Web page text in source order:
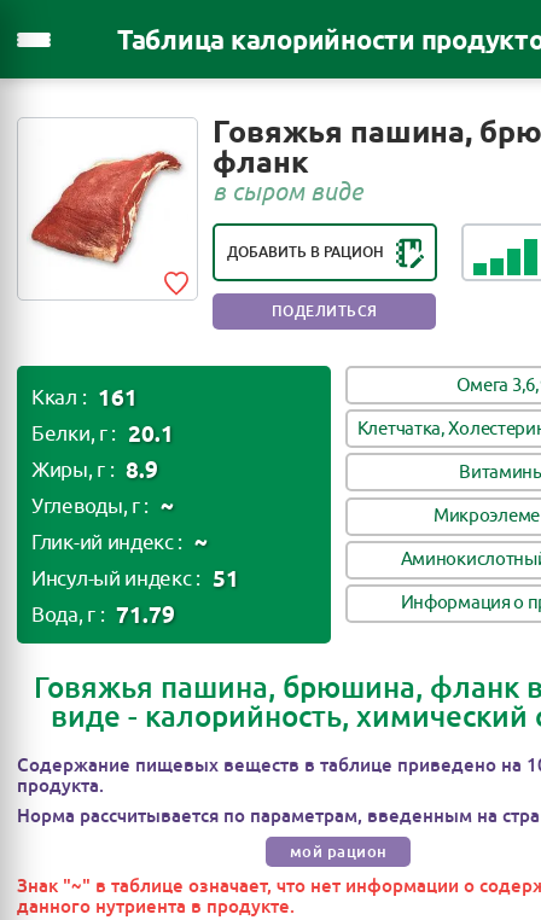
Таблица калорийности
Говяжья пашина,
фланк
в сыром виде
ДОБАВИТЬ В РАЦИОН
РЕЙТИНГ ПОЛЕЗНОСТИ ПРОДУКТА:
ПОЛЕЗНЫЙ ПРОДУКТ
ПОДЕЛИТЬСЯ
Ккал : 161
Белки, г : 20.1
Жиры, г : 8.9
Углеводы, г : ~
Глик-ий индекс : ~
Инсул-ый индекс : 51
Вода, г : 71.79
Омега
Клетчатка,
Информация о
Говяжья пашина, брюшина, фланк
виде - калорийность, химический
Содержание пищевых веществ в таблице приведено на
продукта.
Норма рассчитывается по параметрам, введенным на
мой рацион
Знак "~" в таблице означает, что нет информации о
данного нутриента в продукте.